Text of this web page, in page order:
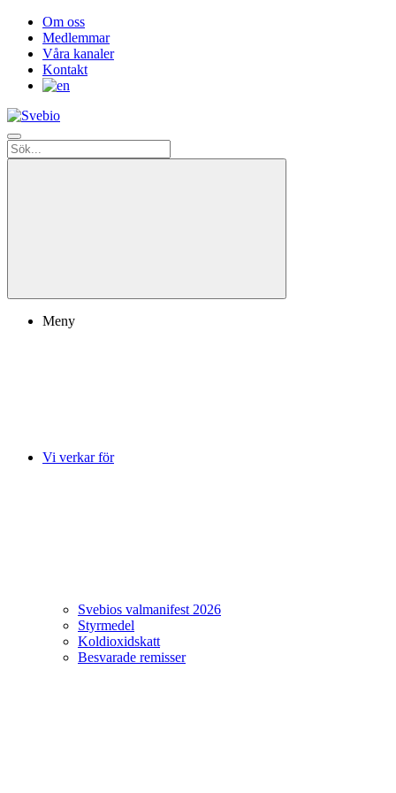
Om oss
Medlemmar
Våra kanaler
Kontakt
Meny
Vi verkar för
Svebios valmanifest 2026
Styrmedel
Koldioxidskatt
Besvarade remisser